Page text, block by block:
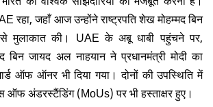
रहा, जहाँ आज उन्होंने राष्ट्रपति शेख मोहम्मद बिन
मुलाकात की। UAE के अबू धाबी पहुंचने पर,
बिन जायद अल नाहयान ने प्रधानमंत्री मोदी का
ऑफ ऑनर भी दिया गया। दोनों की उपस्थिति में
ऑफ अंडरस्टैंडिंग (MoUs) पर भी हस्ताक्षर हुए।